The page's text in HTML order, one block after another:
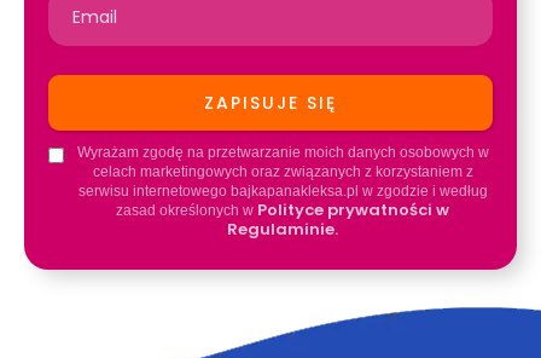
Wyrażam zgodę na przetwarzanie moich danych osobowych w
celach marketingowych oraz związanych z korzystaniem z
serwisu internetowego bajkapanakleksa.pl w zgodzie i według
zasad określonych w Polityce prywatności w
Regulaminie.